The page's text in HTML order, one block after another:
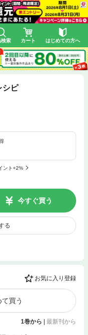
検索 カート はじめての方へ
シピ
ント+2%
今すぐ買う
る
お気に入り登録
買う
1巻から 最新刊から